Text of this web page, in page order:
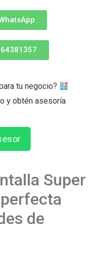
tu negocio?
y obtén asesoría
Super
de